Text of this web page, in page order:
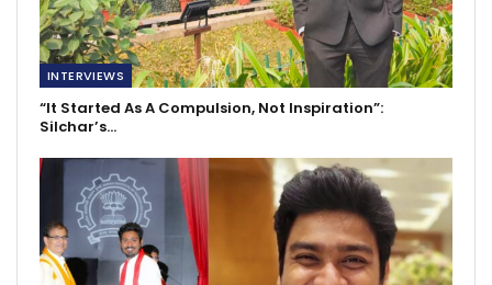
INTERVIEWS
“It Started As A Compulsion, Not Inspiration”:
Silchar’s…